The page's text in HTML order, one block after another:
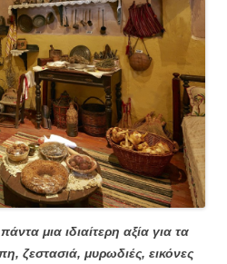
μια ιδιαίτερη αξία για τα
ζεστασιά, μυρωδιές, εικόνες